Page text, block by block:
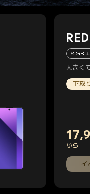
8 GB
大きく
下取
Current
から
イ